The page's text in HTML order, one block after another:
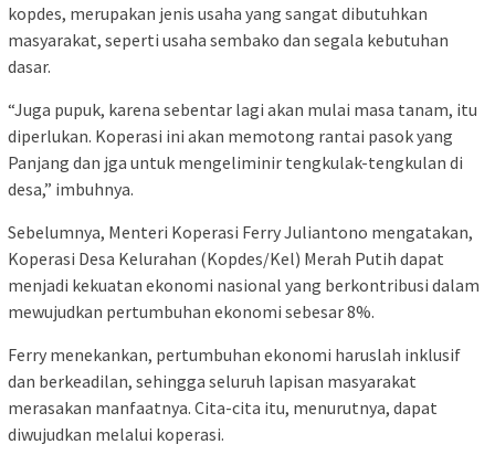
kopdes, merupakan jenis usaha yang sangat dibutuhkan
masyarakat, seperti usaha sembako dan segala kebutuhan
dasar.
“Juga pupuk, karena sebentar lagi akan mulai masa tanam, itu
diperlukan. Koperasi ini akan memotong rantai pasok yang
Panjang dan jga untuk mengeliminir tengkulak-tengkulan di
desa,” imbuhnya.
Sebelumnya, Menteri Koperasi Ferry Juliantono mengatakan,
Koperasi Desa Kelurahan (Kopdes/Kel) Merah Putih dapat
menjadi kekuatan ekonomi nasional yang berkontribusi dalam
mewujudkan pertumbuhan ekonomi sebesar 8%.
Ferry menekankan, pertumbuhan ekonomi haruslah inklusif
dan berkeadilan, sehingga seluruh lapisan masyarakat
merasakan manfaatnya. Cita-cita itu, menurutnya, dapat
diwujudkan melalui koperasi.